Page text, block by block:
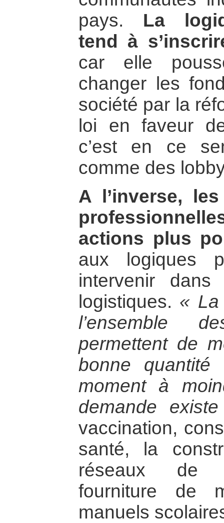
pays. La
tend à
car elle
changer les
société par la
loi en faveur
c’est en ce
comme des
A l’inverse,
actions plus
aux logiques
intervenir
logistiques. « La
l’ensemble
permettent de
bonne
moment à
demande
vaccination,
santé, la
réseaux de
fourniture de
manuels